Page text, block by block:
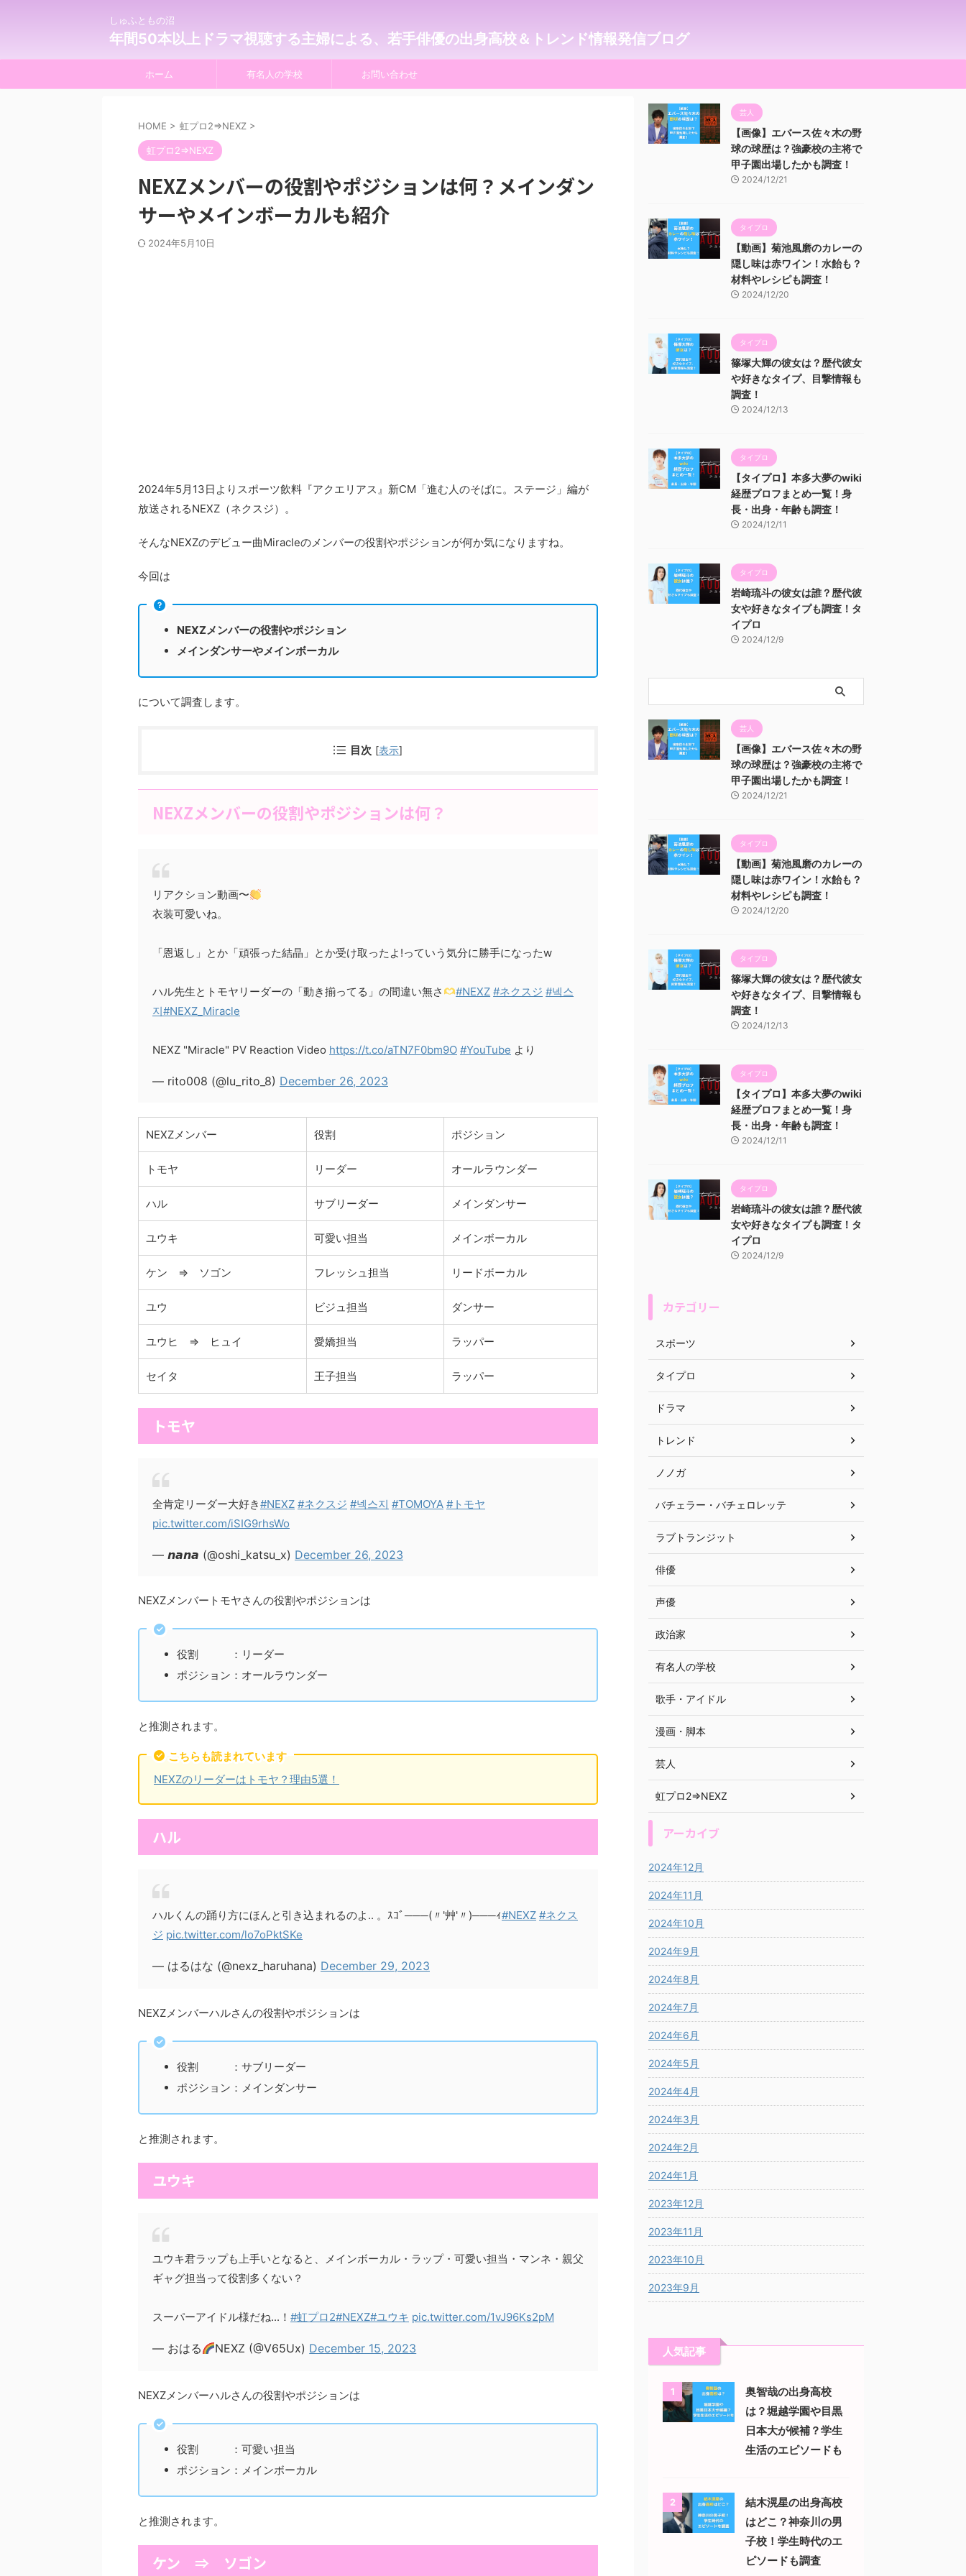
しゅふともの沼
年間50本以上ドラマ視聴する主婦による、若手俳優の出身高校＆トレンド情報発信ブログ
ホーム 有名人の学校 お問い合わせ
HOME > 虹プロ2⇒NEXZ >
虹プロ2⇒NEXZ
NEXZメンバーの役割やポジションは何？メインダン
サーやメインボーカルも紹介
2024年5月10日
2024年5月13日よりスポーツ飲料『アクエリアス』新CM「進む人のそばに。ステージ」編が
放送されるNEXZ（ネクスジ）。
そんなNEXZのデビュー曲Miracleのメンバーの役割やポジションが何か気になりますね。
今回は
NEXZメンバーの役割やポジション
メインダンサーやメインボーカル
について調査します。
目次 [表示]
NEXZメンバーの役割やポジションは何？
リアクション動画〜
衣装可愛いね。
「恩返し」とか「頑張った結晶」とか受け取ったよ!っていう気分に勝手になったw
ハル先生とトモヤリーダーの「動き揃ってる」の間違い無さ #NEXZ #ネクスジ #넥스
지#NEXZ_Miracle
NEXZ "Miracle" PV Reaction Video https://t.co/aTN7F0bm9O #YouTube より
— rito008 (@lu_rito_8) December 26, 2023
NEXZメンバー 役割 ポジション
トモヤ リーダー オールラウンダー
ハル サブリーダー メインダンサー
ユウキ 可愛い担当 メインボーカル
ケン ⇒ ソゴン フレッシュ担当 リードボーカル
ユウ ビジュ担当 ダンサー
ユウヒ ⇒ ヒュイ 愛嬌担当 ラッパー
セイタ 王子担当 ラッパー
トモヤ
全肯定リーダー大好き#NEXZ #ネクスジ #넥스지 #TOMOYA #トモヤ
pic.twitter.com/iSIG9rhsWo
— 𝙣𝙖𝙣𝙖 (@oshi_katsu_x) December 26, 2023
NEXZメンバートモヤさんの役割やポジションは
役割 ：リーダー
ポジション：オールラウンダー
と推測されます。
こちらも読まれています
NEXZのリーダーはトモヤ？理由5選！
ハル
ハルくんの踊り方にほんと引き込まれるのよ.. 。ｽｺﾞ───(〃'艸'〃)───ｨ#NEXZ #ネクス
ジ pic.twitter.com/lo7oPktSKe
— はるはな (@nexz_haruhana) December 29, 2023
NEXZメンバーハルさんの役割やポジションは
役割 ：サブリーダー
ポジション：メインダンサー
と推測されます。
ユウキ
ユウキ君ラップも上手いとなると、メインボーカル・ラップ・可愛い担当・マンネ・親父
ギャグ担当って役割多くない？
スーパーアイドル様だね...！ #虹プロ2#NEXZ#ユウキ pic.twitter.com/1vJ96Ks2pM
— おはる NEXZ (@V65Ux) December 15, 2023
NEXZメンバーハルさんの役割やポジションは
役割 ：可愛い担当
ポジション：メインボーカル
と推測されます。
ケン ⇒ ソゴン
芸人
【画像】エバース佐々木の野
球の球歴は？強豪校の主将で
甲子園出場したかも調査！
2024/12/21
タイプロ
【動画】菊池風磨のカレーの
隠し味は赤ワイン！水飴も？
材料やレシピも調査！
2024/12/20
タイプロ
篠塚大輝の彼女は？歴代彼女
や好きなタイプ、目撃情報も
調査！
2024/12/13
タイプロ
【タイプロ】本多大夢のwiki
経歴プロフまとめ一覧！身
長・出身・年齢も調査！
2024/12/11
タイプロ
岩崎琉斗の彼女は誰？歴代彼
女や好きなタイプも調査！タ
イプロ
2024/12/9
芸人
【画像】エバース佐々木の野
球の球歴は？強豪校の主将で
甲子園出場したかも調査！
2024/12/21
タイプロ
【動画】菊池風磨のカレーの
隠し味は赤ワイン！水飴も？
材料やレシピも調査！
2024/12/20
タイプロ
篠塚大輝の彼女は？歴代彼女
や好きなタイプ、目撃情報も
調査！
2024/12/13
タイプロ
【タイプロ】本多大夢のwiki
経歴プロフまとめ一覧！身
長・出身・年齢も調査！
2024/12/11
タイプロ
岩崎琉斗の彼女は誰？歴代彼
女や好きなタイプも調査！タ
イプロ
2024/12/9
カテゴリー
スポーツ
タイプロ
ドラマ
トレンド
ノノガ
バチェラー・バチェロレッテ
ラブトランジット
俳優
声優
政治家
有名人の学校
歌手・アイドル
漫画・脚本
芸人
虹プロ2⇒NEXZ
アーカイブ
2024年12月
2024年11月
2024年10月
2024年9月
2024年8月
2024年7月
2024年6月
2024年5月
2024年4月
2024年3月
2024年2月
2024年1月
2023年12月
2023年11月
2023年10月
2023年9月
人気記事
1
奥智哉の出身高校
は？堀越学園や目黒
日本大が候補？学生
生活のエピソードも
2
結木滉星の出身高校
はどこ？神奈川の男
子校！学生時代のエ
ピソードも調査